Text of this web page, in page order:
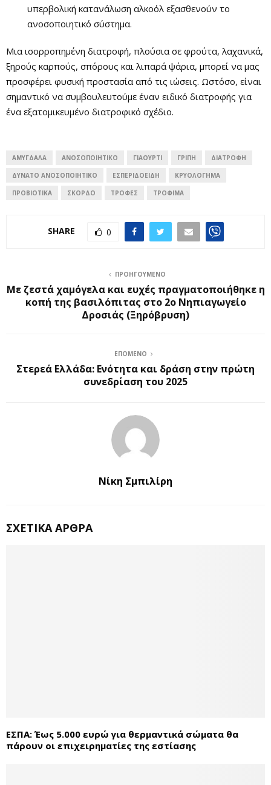
υπερβολική κατανάλωση αλκοόλ εξασθενούν το
ανοσοποιητικό σύστημα.
Μια ισορροπημένη διατροφή, πλούσια σε φρούτα, λαχανικά,
ξηρούς καρπούς, σπόρους και λιπαρά ψάρια, μπορεί να μας
προσφέρει φυσική προστασία από τις ιώσεις. Ωστόσο, είναι
σημαντικό να συμβουλευτούμε έναν ειδικό διατροφής για
ένα εξατομικευμένο διατροφικό σχέδιο.
ΑΜΎΓΔΑΛΑ ΑΝΟΣΟΠΟΙΗΤΙΚΌ ΓΙΑΟΎΡΤΙ ΓΡΊΠΗ ΔΙΑΤΡΟΦΉ
ΔΥΝΑΤΌ ΑΝΟΣΟΠΟΙΗΤΙΚΌ ΕΣΠΕΡΙΔΟΕΙΔΉ ΚΡΥΟΛΌΓΗΜΑ
ΠΡΟΒΙΟΤΙΚΆ ΣΚΌΡΔΟ ΤΡΟΦΈΣ ΤΡΌΦΙΜΑ
SHARE 0
ΠΡΟΗΓΟΎΜΕΝΟ
Με ζεστά χαμόγελα και ευχές πραγματοποιήθηκε η
κοπή της βασιλόπιτας στο 2ο Νηπιαγωγείο
Δροσιάς (Ξηρόβρυση)
ΕΠΌΜΕΝΟ
Στερεά Ελλάδα: Ενότητα και δράση στην πρώτη
συνεδρίαση του 2025
Νίκη Σμπιλίρη
ΣΧΕΤΙΚΆ ΆΡΘΡΑ
ΕΣΠΑ: Έως 5.000 ευρώ για θερμαντικά σώματα θα
πάρουν οι επιχειρηματίες της εστίασης